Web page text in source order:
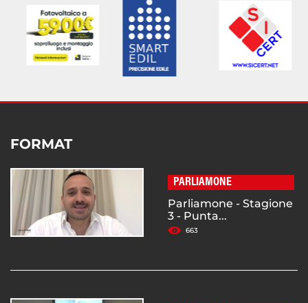
FORMAT
PARLIAMONE
Parliamone - Stagione
3 - Punta...
663